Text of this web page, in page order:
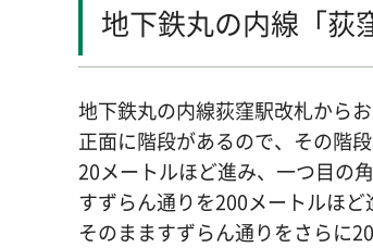
地下鉄丸の内線「荻
地下鉄丸の内線荻窪駅改札から
正面に階段があるので、その階
20メートルほど進み、一つ目の
すずらん通りを200メートルほ
そのまますずらん通りをさらに